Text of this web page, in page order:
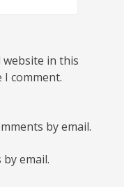
website in this
comment.
by email.
email.